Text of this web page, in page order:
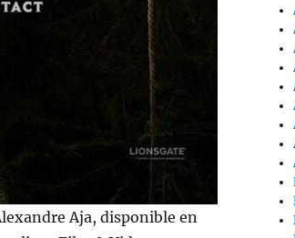
Aja, disponible en